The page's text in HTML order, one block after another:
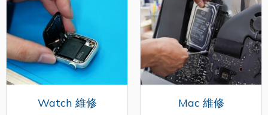
Watch 維修 Mac 維修